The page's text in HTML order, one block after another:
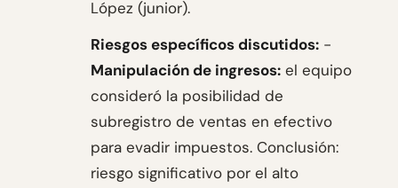
López (junior).
Riesgos específicos discutidos: -
Manipulación de ingresos: el equipo
consideró la posibilidad de
subregistro de ventas en efectivo
para evadir impuestos. Conclusión:
riesgo significativo por el alto